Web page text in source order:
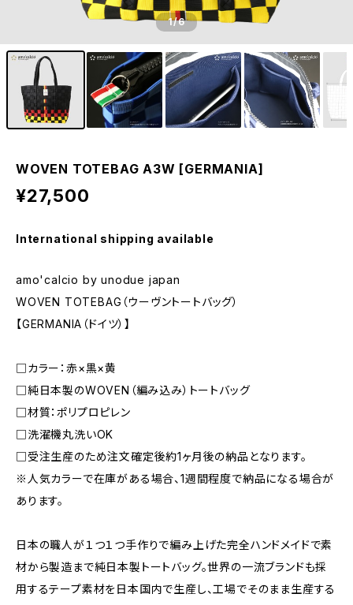
1/6
WOVEN TOTEBAG A3W [GERMANIA]
¥27,500
International shipping available
amo'calcio by unodue japan
WOVEN TOTEBAG（ウーヴントートバッグ）
【GERMANIA（ドイツ）】
□カラー：赤×黒×黄
□純日本製のWOVEN（編み込み）トートバッグ
□材質：ポリプロピレン
□洗濯機丸洗いOK
□受注生産のため注文確定後約1ヶ月後の納品となります。
※人気カラーで在庫がある場合、1週間程度で納品になる場合が
あります。
日本の職人が１つ１つ手作りで編み上げた完全ハンドメイドで素
材から製造まで純日本製トートバッグ。世界の一流ブランドも採
用するテープ素材を日本国内で生産し、工場でそのまま生産する